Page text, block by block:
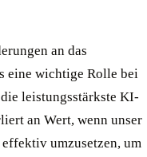
an das
eine wichtige Rolle bei
leistungsstärkste KI-
an Wert, wenn unser
umzusetzen, um